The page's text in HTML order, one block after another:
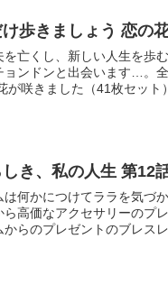
歩きましょう 恋の
を亡くし、新しい人生を歩
ョンドンと出会います…。
が咲きました（41枚セット
き、私の人生 第12
は何かにつけてララを気づ
ら高価なアクセサリーのプ
からのプレゼントのブレス